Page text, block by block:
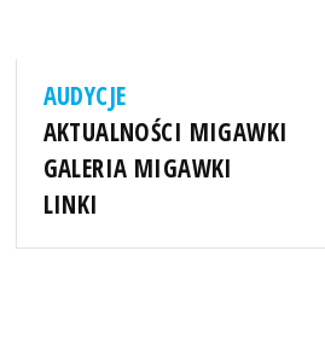
AUDYCJE
AKTUALNOŚCI MIGAWKI
GALERIA MIGAWKI
LINKI